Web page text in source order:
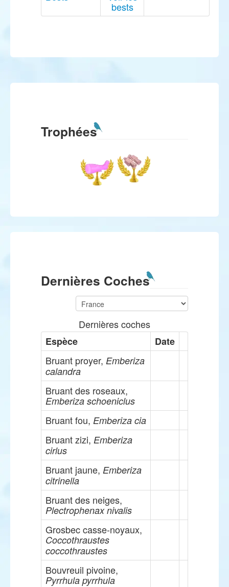
bests
Trophées
Dernières Coches
Dernières coches
Espèce
Date
Bruant proyer, Emberiza
calandra
Bruant des roseaux,
Emberiza schoeniclus
Bruant fou, Emberiza cia
Bruant zizi, Emberiza
cirlus
Bruant jaune, Emberiza
citrinella
Bruant des neiges,
Plectrophenax nivalis
Grosbec casse-noyaux,
Coccothraustes
coccothraustes
Bouvreuil pivoine,
Pyrrhula pyrrhula